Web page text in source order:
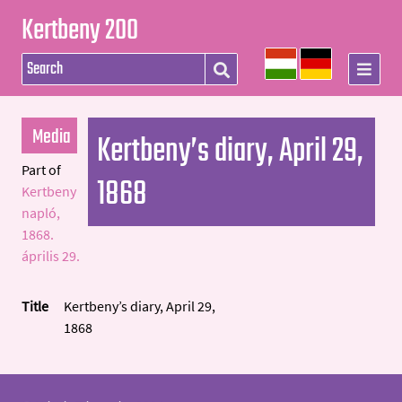
Kertbeny 200
Kertbeny’s diary, April 29,
1868
Media
Part of
Kertbeny
napló,
1868.
április 29.
Title
Kertbeny’s diary, April 29,
1868